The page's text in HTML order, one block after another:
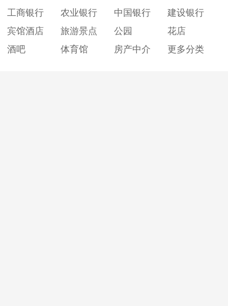
工商银行
农业银行 中国银行
建设银行
宾馆酒店
旅游景点 公园
花店
酒吧
体育馆 房产中介 更多分类